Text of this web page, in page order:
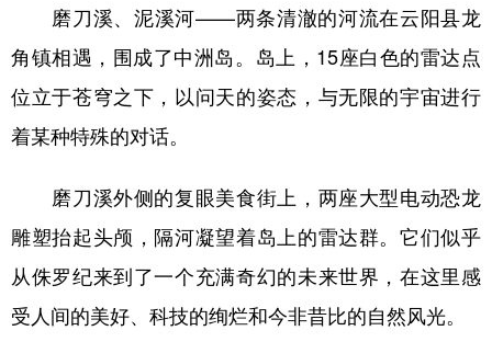
磨刀溪、泥溪河——两条清澈的河流在云阳县龙
角镇相遇，围成了中洲岛。岛上，15座白色的雷达点
位立于苍穹之下，以问天的姿态，与无限的宇宙进行
着某种特殊的对话。
磨刀溪外侧的复眼美食街上，两座大型电动恐龙
雕塑抬起头颅，隔河凝望着岛上的雷达群。它们似乎
从侏罗纪来到了一个充满奇幻的未来世界，在这里感
受人间的美好、科技的绚烂和今非昔比的自然风光。